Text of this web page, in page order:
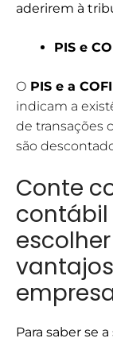
aderirem à
PIS e
O PIS e a
indicam a
de transações
são
Conte
contábil
Para saber se